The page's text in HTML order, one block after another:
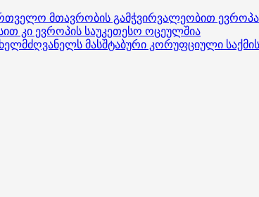
მთავრობის გამჭვირვალეობით
კი ევროპის საუკეთესო ოცეულშია
მასშტაბური კორუფციული